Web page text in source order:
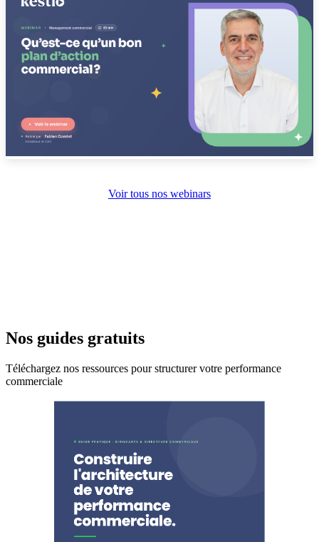
Voir tous nos webinars
Nos guides gratuits
Téléchargez nos ressources pour structurer votre performance
commerciale